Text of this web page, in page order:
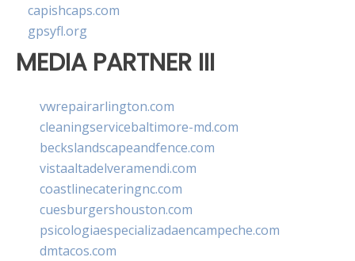
capishcaps.com
gpsyfl.org
MEDIA PARTNER III
vwrepairarlington.com
cleaningservicebaltimore-md.com
beckslandscapeandfence.com
vistaaltadelveramendi.com
coastlinecateringnc.com
cuesburgershouston.com
psicologiaespecializadaencampeche.com
dmtacos.com